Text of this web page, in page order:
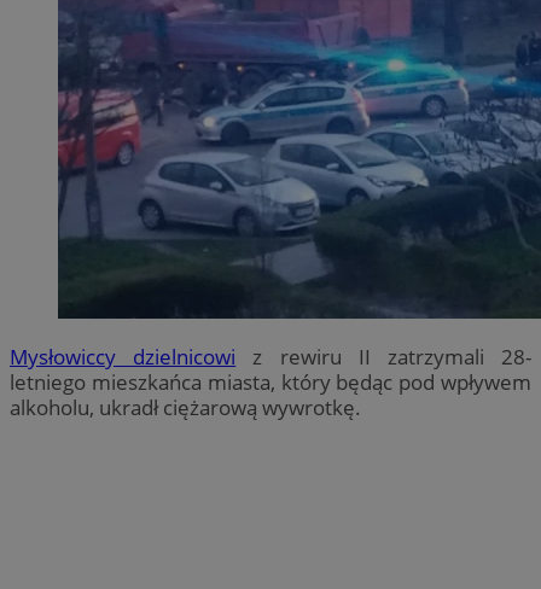
Mysłowiccy dzielnicowi z rewiru II zatrzymali 28-
letniego mieszkańca miasta, który będąc pod wpływem
alkoholu, ukradł ciężarową wywrotkę.